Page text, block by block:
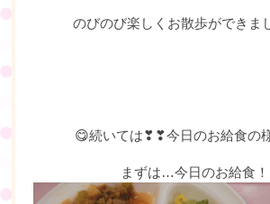
のびのび楽しくお散歩ができま
😋続いては❣❣今日のお給食の
まずは…今日のお給食！